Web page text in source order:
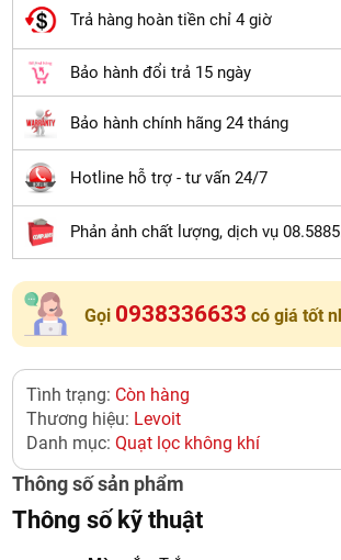
Trả hàng hoàn tiền chỉ 4 giờ
Bảo hành đổi trả 15 ngày
Bảo hành chính hãng 24 tháng
Hotline hỗ trợ - tư vấn 24/7
Phản ảnh chất lượng, dịch vụ
Gọi 0938336633 có giá tốt
Tình trạng: Còn hàng
Thương hiệu: Levoit
Danh mục: Quạt lọc không khí
Thông số sản phẩm
Thông số kỹ thuật